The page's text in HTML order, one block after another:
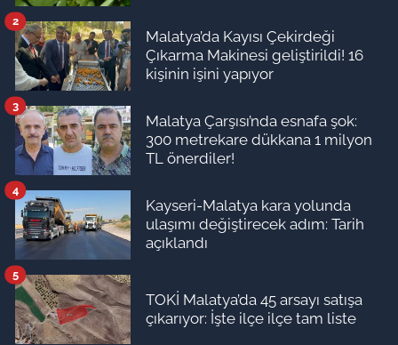
Malatya’da Kayısı Çekirdeği
Çıkarma Makinesi geliştirildi! 16
kişinin işini yapıyor
2
Malatya Çarşısı’nda esnafa şok:
300 metrekare dükkana 1 milyon
TL önerdiler!
3
Kayseri-Malatya kara yolunda
ulaşımı değiştirecek adım: Tarih
açıklandı
4
TOKİ Malatya’da 45 arsayı satışa
çıkarıyor: İşte ilçe ilçe tam liste
5